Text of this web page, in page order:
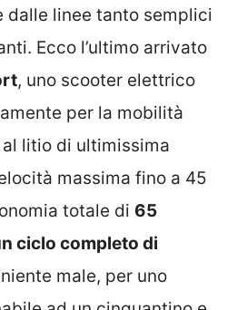
dalle linee tanto semplici
Ecco l’ultimo arrivato
, uno scooter elettrico
per la mobilità
litio di ultimissima
massima fino a 45
totale di 65
ciclo completo di
male, per uno